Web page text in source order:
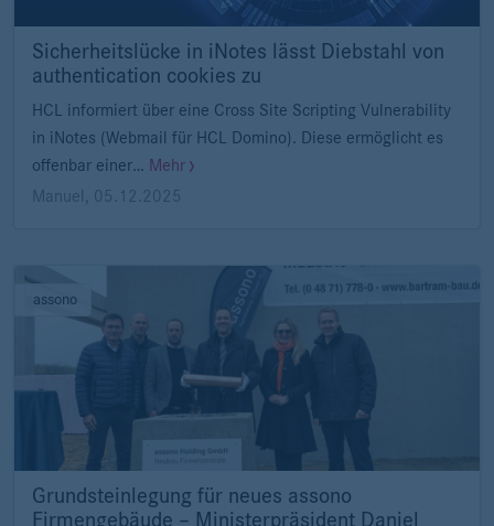
Sicherheitslücke in iNotes lässt Diebstahl von
authentication cookies zu
HCL informiert über eine Cross Site Scripting Vulnerability
in iNotes (Webmail für HCL Domino). Diese ermöglicht es
offenbar einer… Mehr
Manuel
05.12.2025
assono
Grundsteinlegung für neues assono
Firmengebäude – Ministerpräsident Daniel